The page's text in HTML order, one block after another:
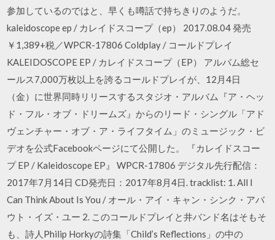
参加しているのではと、早くも噂話で持ちきりのようだ。
kaleidoscope ep / カレイドスコープ（ep） 2017.08.04 発売
￥1,389+税／WPCR-17806 Coldplay / コールドプレイ
KALEIDOSCOPE EP / カレイドスコープ（EP） アルバム総セ
ールス7,000万枚以上を誇るコールドプレイが、12月4日
（金）に世界同時リリースするスタジオ・アルバム『ア・ヘッ
ド・フル・オブ・ドリームズ』からのリード・シングル「アド
ヴェンチャー・オブ・ア・ライフタイム」のミュージック・ビ
デオを公式Facebookページにて公開した。 『カレイドスコー
プ EP / Kaleidoscope EP』 WPCR-17806 デジタル先行配信：
2017年7月14日 CD発売日：2017年8月4日. tracklist: 1. All I
Can Think About Is You / オール・アイ・キャン・シンク・アバ
ウト・イズ・ユー 2. このコールドプレイと井バンド名はそもそ
も、詩人Philip Horkyの詩集「Child’s Reflections」の中の